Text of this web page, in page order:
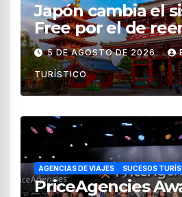
Japón cambia el
Free por el de
impuestos desde
de 2026
5 DE AGOSTO DE 2026
TURÍSTICO
AGENCIAS DE VIAJES SUCESOS
PriceAgencies